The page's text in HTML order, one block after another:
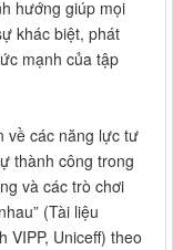
hướng giúp mọi
khác biệt, phát
mạnh của tập
về các năng lực tư
thành công trong
và các trò chơi
(Tài liệu
VIPP, Uniceff) theo